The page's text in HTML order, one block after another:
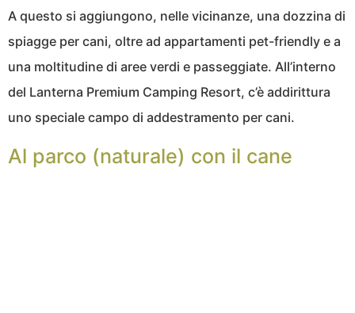
A questo si aggiungono, nelle vicinanze, una dozzina di
spiagge per cani, oltre ad appartamenti pet-friendly e a
una moltitudine di aree verdi e passeggiate. All’interno
del Lanterna Premium Camping Resort, c’è addirittura
uno speciale campo di addestramento per cani.
Al parco (naturale) con il cane